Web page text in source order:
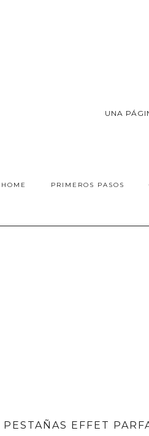
UNA
HOME PRIMEROS PASOS
PESTAÑAS EFFET